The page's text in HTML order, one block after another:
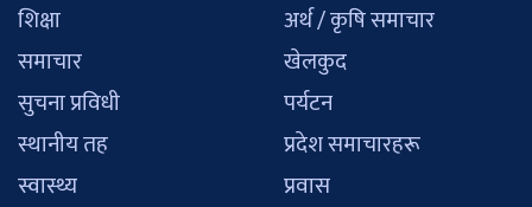
शिक्षा
समाचार
सुचना प्रविधी
स्थानीय तह
स्वास्थ्य
अर्थ / कृषि समाचार
खेलकुद
पर्यटन
प्रदेश समाचारहरू
प्रवास